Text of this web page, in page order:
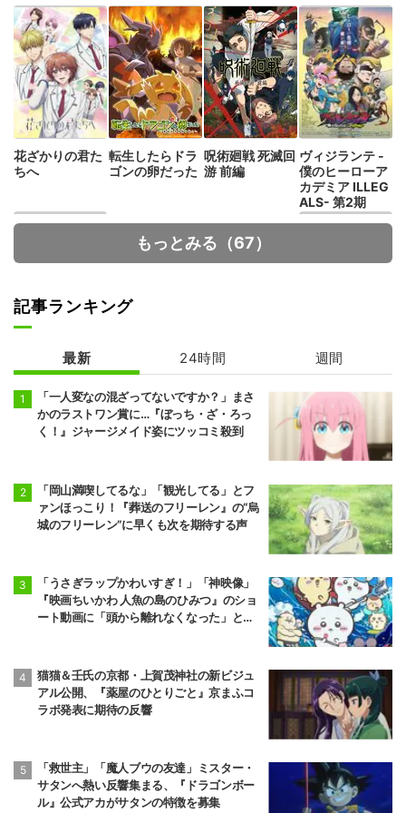
花ざかりの君た
ちへ
転生したらドラ
ゴンの卵だった
呪術廻戦 死滅回
游 前編
ヴィジランテ -
僕のヒーローア
カデミア ILLEG
ALS- 第2期
幼馴染とはラブ
コメにならない
Fate/strange F
ake
もっとみる（67）
記事ランキング
最新 24時間 週間
「一人変なの混ざってないですか？」まさ
かのラストワン賞に…『ぼっち・ざ・ろっ
く！』ジャージメイド姿にツッコミ殺到
「岡山満喫してるな」「観光してる」とフ
ァンほっこり！『葬送のフリーレン』の“烏
城のフリーレン”に早くも次を期待する声
「うさぎラップかわいすぎ！」「神映像」
『映画ちいかわ 人魚の島のひみつ』のショ
ート動画に「頭から離れなくなった」と大
猫猫＆壬氏の京都・上賀茂神社の新ビジュ
アル公開、『薬屋のひとりごと』京まふコ
ラボ発表に期待の反響
「救世主」「魔人ブウの友達」ミスター・
サタンへ熱い反響集まる、『ドラゴンボー
ル』公式アカがサタンの特徴を募集